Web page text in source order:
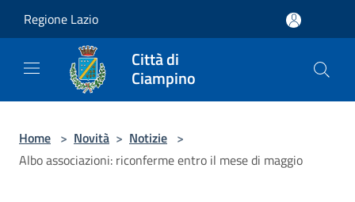
Regione Lazio
Città di
Ciampino
Home > Novità > Notizie >
Albo associazioni: riconferme entro il mese di maggio